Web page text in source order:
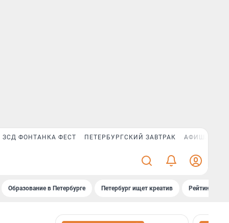
ЗСД ФОНТАНКА ФЕСТ ПЕТЕРБУРГСКИЙ ЗАВТРАК АФИША PLUS
Образование в Петербурге Петербург ищет креатив Рейтинги